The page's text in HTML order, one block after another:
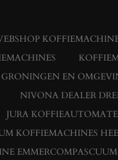
EN
NIVONA DEALER
JURA
KOFFIEMACHINES